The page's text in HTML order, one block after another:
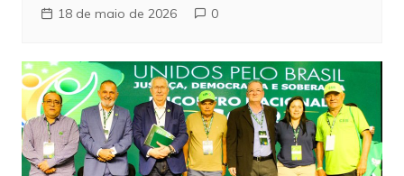
18 de maio de 2026
0